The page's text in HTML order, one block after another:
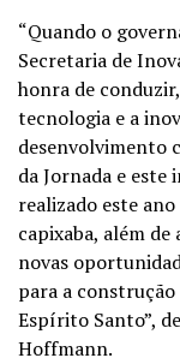
“Quando o
Secretaria de
honra de
tecnologia e a
desenvolvimento
da Jornada e este
realizado este
capixaba, além
novas
para a
Espírito Santo”,
Hoffmann.